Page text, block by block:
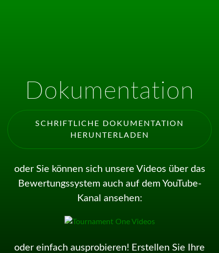
Dokumentation
SCHRIFTLICHE DOKUMENTATION
HERUNTERLADEN
oder Sie können sich unsere Videos über das
Bewertungssystem auch auf dem YouTube-
Kanal ansehen:
oder einfach ausprobieren! Erstellen Sie Ihre